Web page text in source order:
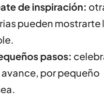
de inspiración:
pueden mostrarte
pasos:
por pequeño